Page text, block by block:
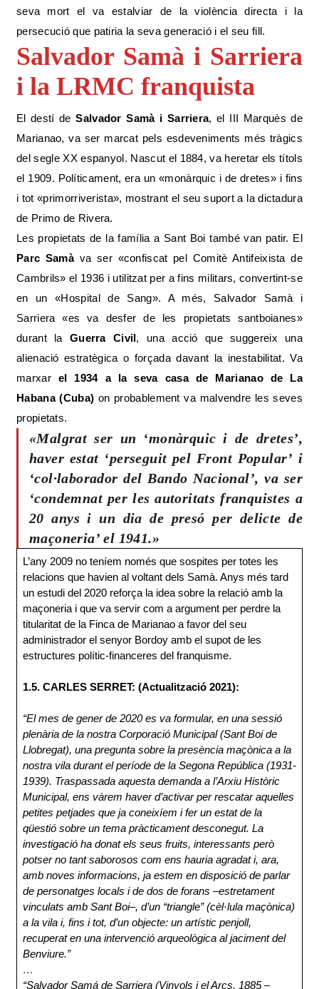
seva mort el va estalviar de la violència directa i la
persecució que patiria la seva generació i el seu fill.
Salvador Samà i Sarriera
i la LRMC franquista
El destí deSalvador Samà i Sarriera, el III Marquès de
Marianao, va ser marcat pels esdeveniments més tràgics
del segle XX espanyol. Nascut el 1884, va heretar els títols
el 1909. Políticament, era un «monàrquic i de dretes» i fins
i tot «primorriverista», mostrant el seu suport a la dictadura
de Primo de Rivera.
Les propietats de la família a Sant Boi també van patir. El
Parc Samàva ser «confiscat pel Comitè Antifeixista de
Cambrils» el 1936 i utilitzat per a fins militars, convertint-se
en un «Hospital de Sang». A més, Salvador Samà i
Sarriera «es va desfer de les propietats santboianes»
durant la Guerra Civil, una acció que suggereix una
alienació estratègica o forçada davant la inestabilitat. Va
marxar el 1934 a la seva casa de Marianao de La
Habana (Cuba) on probablement va malvendre les seves
propietats.
«Malgrat ser un ‘monàrquic i de dretes’,
haver estat ‘perseguit pel Front Popular’ i
‘col·laborador del Bando Nacional’, va ser
‘condemnat per les autoritats franquistes a
20 anys i un dia de presó per delicte de
maçoneria’ el 1941.»
L’any 2009 no teníem només que sospites per totes les
relacions que havien al voltant dels Samà. Anys més tard
un estudi del 2020 reforça la idea sobre la relació amb la
maçoneria i que va servir com a argument per perdre la
titularitat de la Finca de Marianao a favor del seu
administrador el senyor Bordoy amb el supot de les
estructures polític-financeres del franquisme.
1.5. CARLES SERRET: (Actualització 2021):
“El mes de gener de 2020 es va formular, en una sessió
plenària de la nostra Corporació Municipal (Sant Boi de
Llobregat), una pregunta sobre la presència maçònica a la
nostra vila durant el període de la Segona República (1931-
1939). Traspassada aquesta demanda a l’Arxiu Històric
Municipal, ens vàrem haver d’activar per rescatar aquelles
petites petjades que ja coneixíem i fer un estat de la
qüestió sobre un tema pràcticament desconegut. La
investigació ha donat els seus fruits, interessants però
potser no tant saborosos com ens hauria agradat i, ara,
amb noves informacions, ja estem en disposició de parlar
de personatges locals i de dos de forans –estretament
vinculats amb Sant Boi–, d’un “triangle” (cèl·lula maçònica)
a la vila i, fins i tot, d’un objecte: un artístic penjoll,
recuperat en una intervenció arqueològica al jaciment del
Benviure.”
…
“Salvador Samá de Sarriera (Vinyols i el Arcs, 1885 –